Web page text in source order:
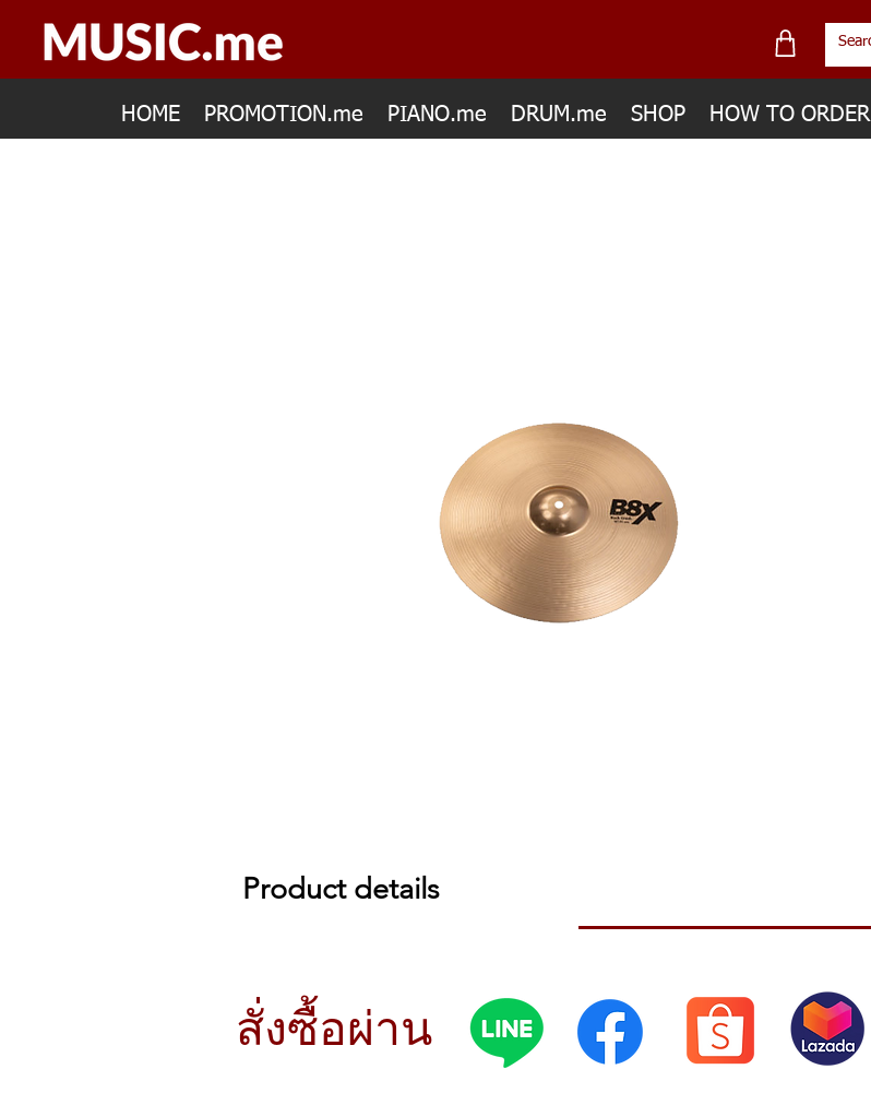
HOME PROMOTION.me PIANO.me DRUM.me SHOP HOW TO ORDER
Product details
Explosive response is fast, full, and powerful, for total presence and penetrating power.
METAL B8
SOUND Bright
WEIGHT Medium-Heavy
สั่งซื้อผ่าน